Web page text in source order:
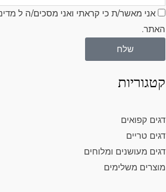
אני מאשר/ת כי קראתי ואני מסכים/ה ל
האתר.
שלח
קטגוריות
דגים קפואים
דגים טריים
דגים מעושנים ומלוחים
מוצרים משלימים